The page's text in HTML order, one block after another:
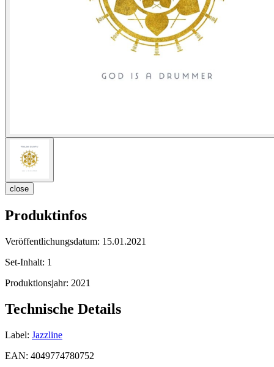
close
Produktinfos
Veröffentlichungsdatum: 15.01.2021
Set-Inhalt: 1
Produktionsjahr: 2021
Technische Details
Label: Jazzline
EAN: 4049774780752